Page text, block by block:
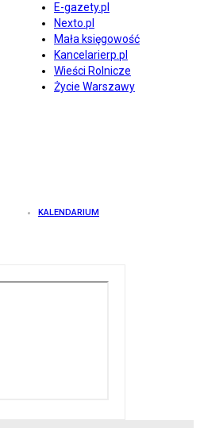
E-gazety.pl
Nexto.pl
Mała księgowość
Kancelarierp.pl
Wieści Rolnicze
Życie Warszawy
KALENDARIUM